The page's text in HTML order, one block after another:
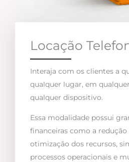
Locação
Interaja com os clientes a
qualquer lugar, em
qualquer dispositivo.
Essa modalidade possui
financeiras como a redução
otimização dos recursos,
processos operacionais e